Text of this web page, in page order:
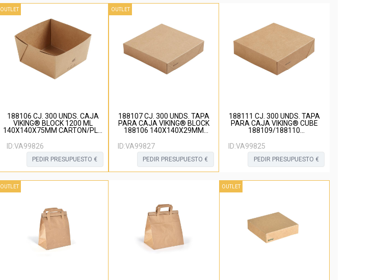
OUTLET
188106 CJ. 300 UNDS. CAJA
VIKING® BLOCK 1200 ML
140X140X75MM CARTON/PLA
ID:VA99826
PEDIR PRESUPUESTO €
OUTLET
188107 CJ. 300 UNDS. TAPA
PARA CAJA VIKING® BLOCK
188106 140X140X29MM
ID:VA99827
PEDIR PRESUPUESTO €
188111 CJ. 300 UNDS. TAPA
PARA CAJA VIKING® CUBE
188109/188110
MARRON
ID:VA99825
PEDIR PRESUPUESTO €
OUTLET OUTLET